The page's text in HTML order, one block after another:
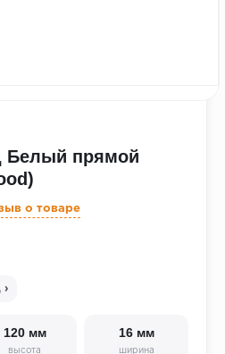
Белый прямой
о товаре
›
120 мм
высота
16 мм
ширина